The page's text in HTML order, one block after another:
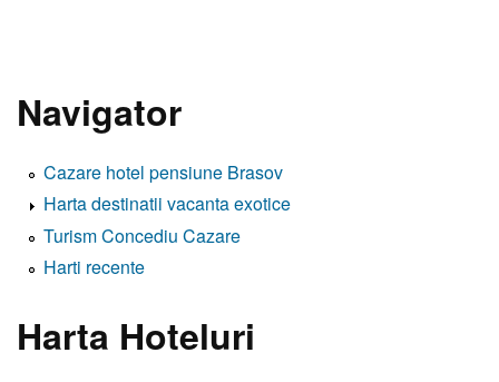
Navigator
Cazare hotel pensiune Brasov
Harta destinatii vacanta exotice
Turism Concediu Cazare
Harti recente
Harta Hoteluri